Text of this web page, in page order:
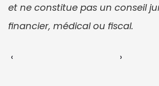
et ne constitue pas un conseil
financier, médical ou fiscal.
‹ ›